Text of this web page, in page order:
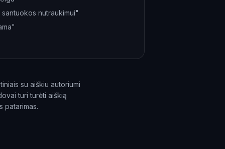
nutraukimui"
su aiškiu autoriumi
turi turėti aiškią
patarimas.